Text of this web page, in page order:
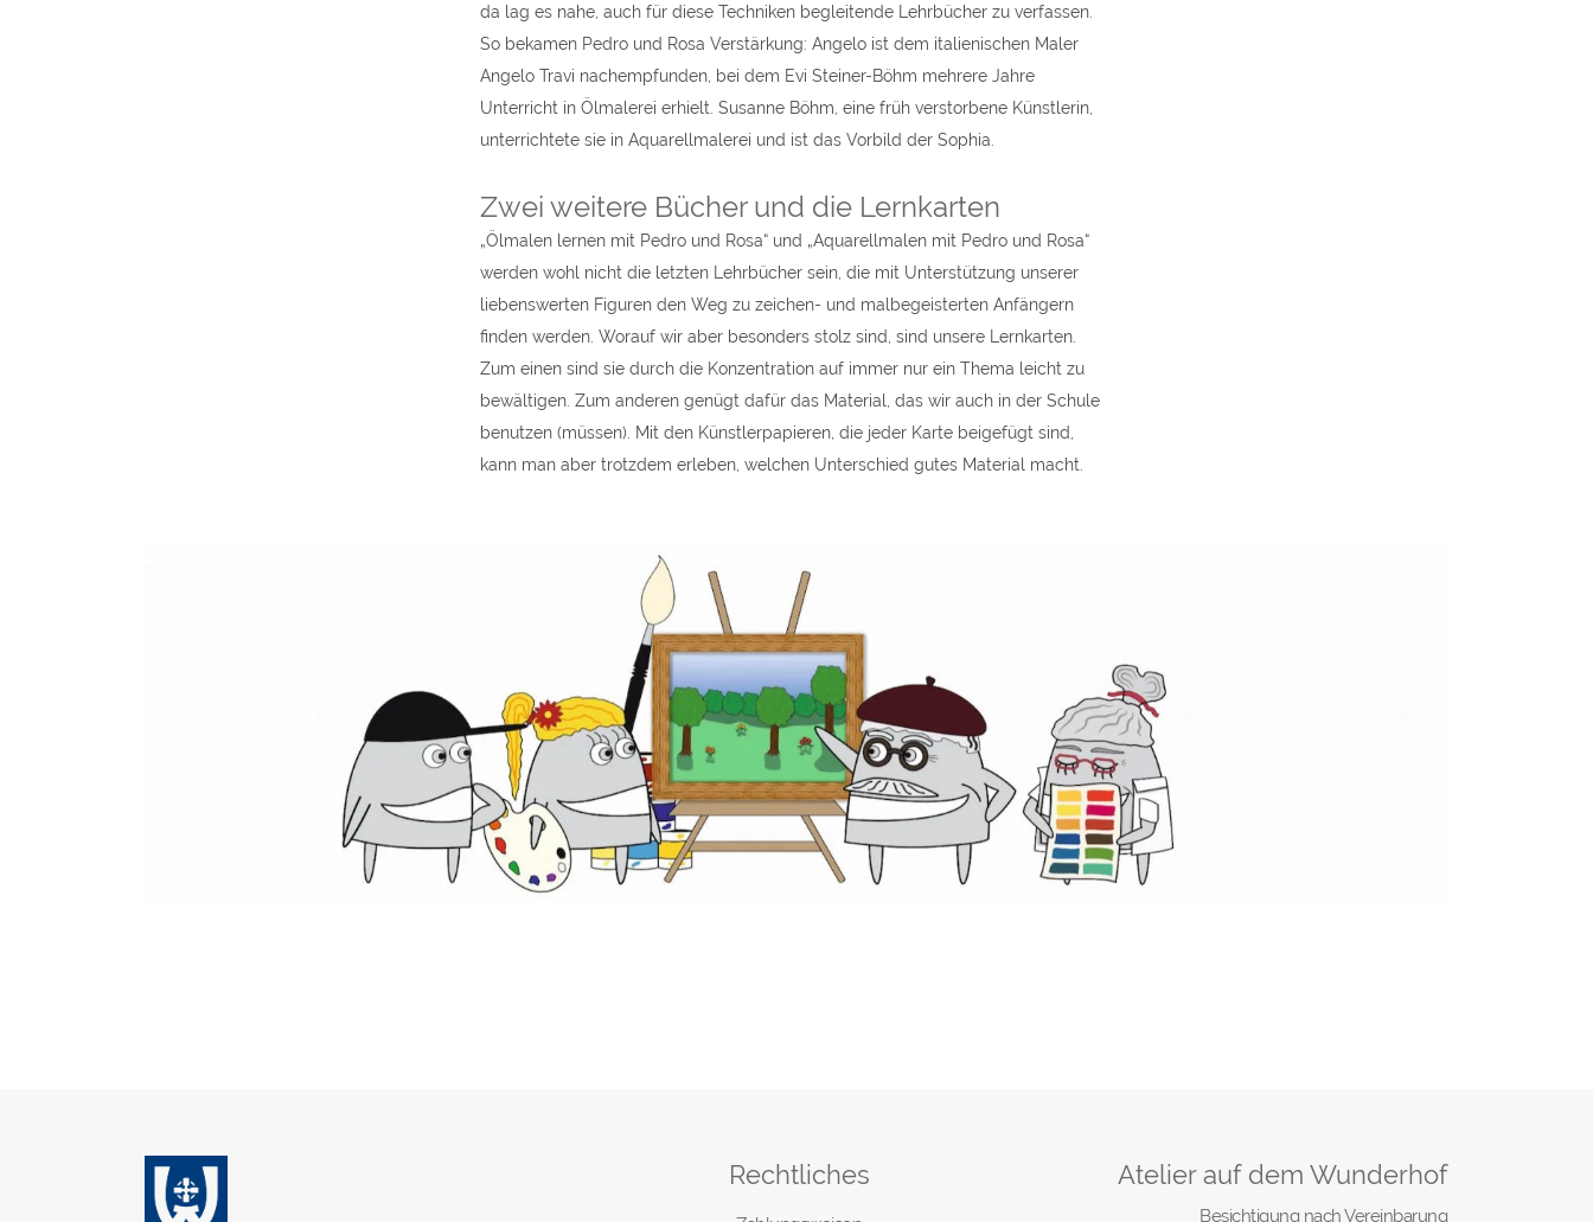
da lag es nahe, auch für diese Techniken begleitende Lehrbücher zu verfassen.
So bekamen Pedro und Rosa Verstärkung: Angelo ist dem italienischen Maler
Angelo Travi nachempfunden, bei dem Evi Steiner-Böhm mehrere Jahre
Unterricht in Ölmalerei erhielt. Susanne Böhm, eine früh verstorbene Künstlerin,
unterrichtete sie in Aquarellmalerei und ist das Vorbild der Sophia.
Zwei weitere Bücher und die Lernkarten
„Ölmalen lernen mit Pedro und Rosa“ und „Aquarellmalen mit Pedro und Rosa“
werden wohl nicht die letzten Lehrbücher sein, die mit Unterstützung unserer
liebenswerten Figuren den Weg zu zeichen- und malbegeisterten Anfängern
finden werden. Worauf wir aber besonders stolz sind, sind unsere Lernkarten.
Zum einen sind sie durch die Konzentration auf immer nur ein Thema leicht zu
bewältigen. Zum anderen genügt dafür das Material, das wir auch in der Schule
benutzen (müssen). Mit den Künstlerpapieren, die jeder Karte beigefügt sind,
kann man aber trotzdem erleben, welchen Unterschied gutes Material macht.
Rechtliches Atelier auf dem Wunderhof
Besichtigung nach Vereinbarung